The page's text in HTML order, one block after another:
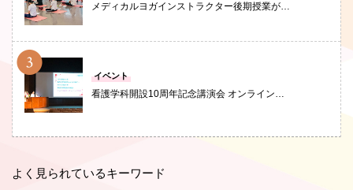
メディカルヨガインストラクター後期授業が…
イベント
看護学科開設10周年記念講演会 オンライン…
よく見られているキーワード